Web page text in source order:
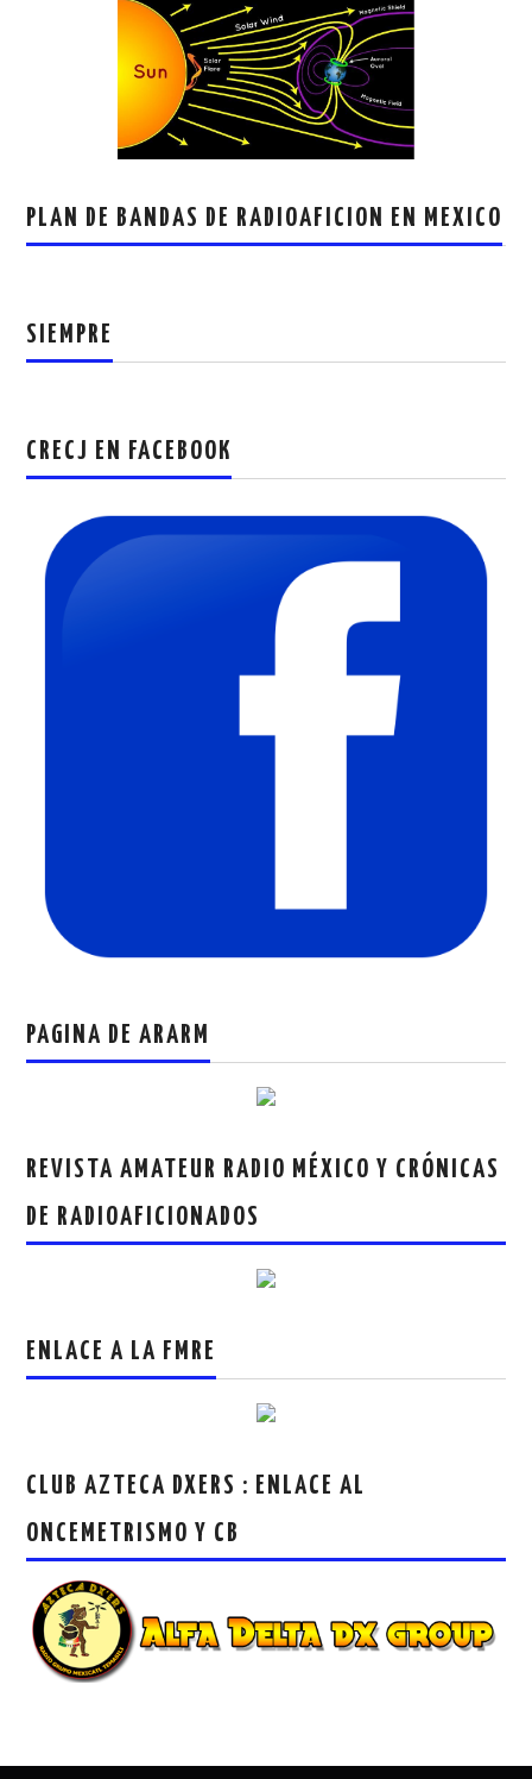
PLAN DE BANDAS DE RADIOAFICION EN MEXICO
SIEMPRE
CRECJ EN FACEBOOK
PAGINA DE ARARM
REVISTA AMATEUR RADIO MÉXICO Y CRÓNICAS
DE RADIOAFICIONADOS
ENLACE A LA FMRE
CLUB AZTECA DXERS : ENLACE AL
ONCEMETRISMO Y CB